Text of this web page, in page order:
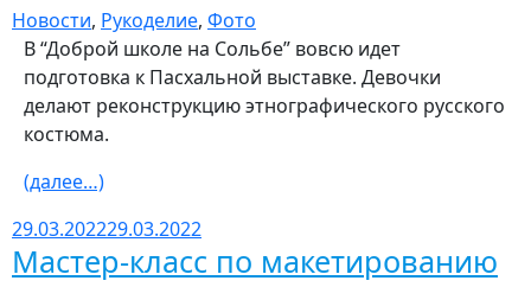
Новости, Рукоделие, Фото
В “Доброй школе на Сольбе” вовсю идет
подготовка к Пасхальной выставке. Девочки
делают реконструкцию этнографического русского
костюма.
(далее…)
29.03.202229.03.2022
Мастер-класс по макетированию